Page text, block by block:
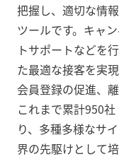
把握し、適切な情
ツールです。キャ
トサポートなどを
た最適な接客を実
会員登録の促進、
これまで累計950
り、多種多様なサ
界の先駆けとして